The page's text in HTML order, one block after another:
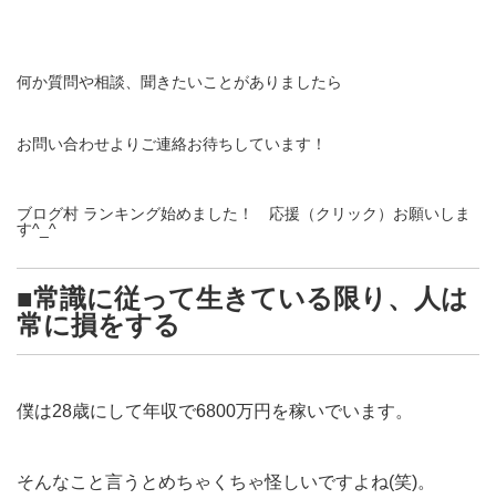
何か質問や相談、聞きたいことがありましたら
お問い合わせよりご連絡お待ちしています！
ブログ村 ランキング始めました！ 応援（クリック）お願いしま
す^_^
■常識に従って生きている限り、人は
常に損をする
僕は28歳にして年収で6800万円を稼いでいます。
そんなこと言うとめちゃくちゃ怪しいですよね(笑)。